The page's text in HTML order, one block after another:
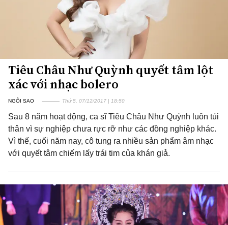
Tiêu Châu Như Quỳnh quyết tâm lột
xác với nhạc bolero
NGÔI SAO Thứ 5, 07/12/2017 | 18:50
Sau 8 năm hoạt động, ca sĩ Tiêu Châu Như Quỳnh luôn tủi
thân vì sự nghiệp chưa rực rỡ như các đồng nghiệp khác.
Vì thế, cuối năm nay, cô tung ra nhiều sản phẩm âm nhạc
với quyết tâm chiếm lấy trái tim của khán giả.